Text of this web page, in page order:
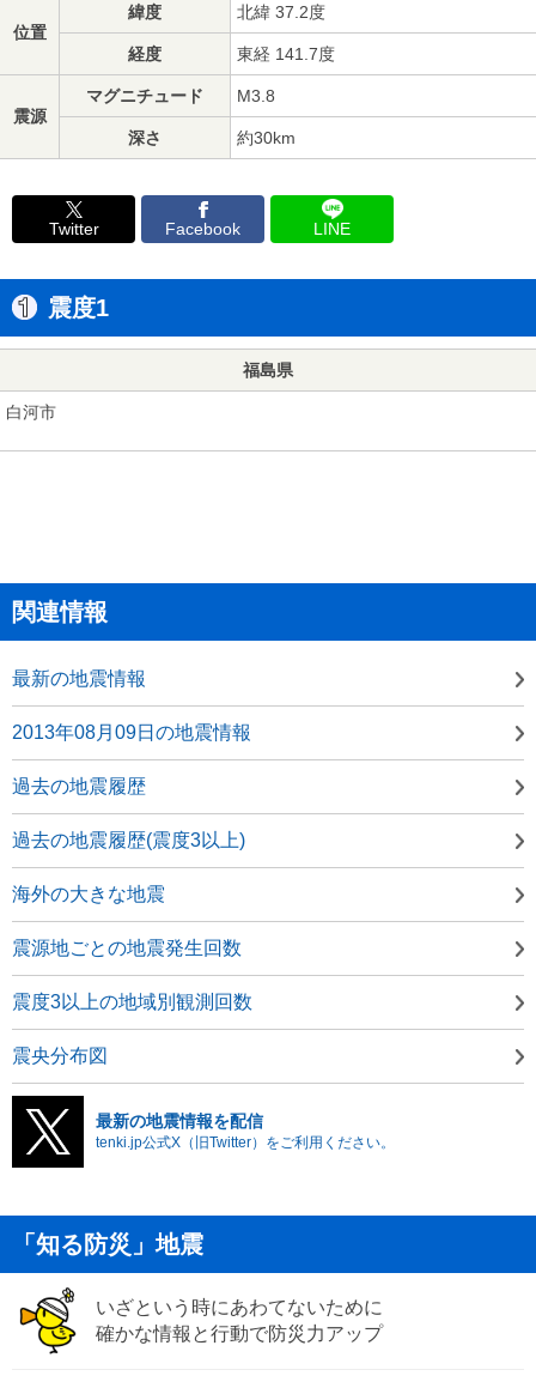
位置
緯度 北緯 37.2度
経度 東経 141.7度
震源
マグニチュード M3.8
深さ 約30km
Twitter Facebook LINE
震度1
福島県
白河市
関連情報
最新の地震情報
2013年08月09日の地震情報
過去の地震履歴
過去の地震履歴(震度3以上)
海外の大きな地震
震源地ごとの地震発生回数
震度3以上の地域別観測回数
震央分布図
最新の地震情報を配信
tenki.jp公式X（旧Twitter）をご利用ください。
「知る防災」地震
いざという時にあわてないために
確かな情報と行動で防災力アップ